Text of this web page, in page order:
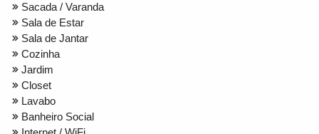
Sacada / Varanda
Sala de Estar
Sala de Jantar
Cozinha
Jardim
Closet
Lavabo
Banheiro Social